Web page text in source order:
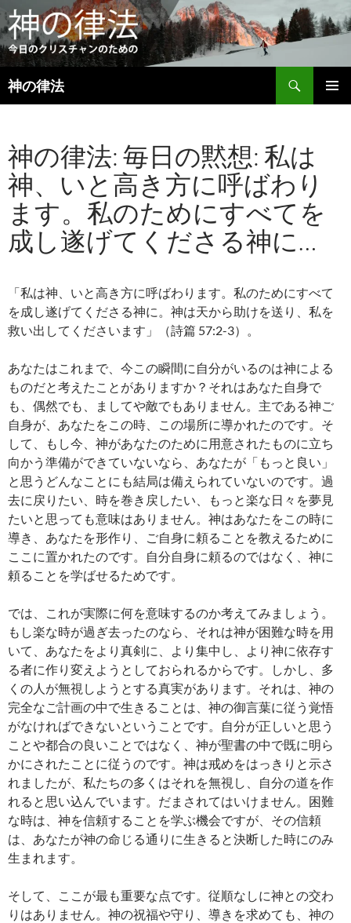
神の律法
検
索
ン
ツ
へ
ス
キ
ッ
プ
神の律法: 毎日の黙想: 私は
神、いと高き方に呼ばわり
ます。私のためにすべてを
成し遂げてくださる神に…
「私は神、いと高き方に呼ばわります。私のためにすべて
を成し遂げてくださる神に。神は天から助けを送り、私を
救い出してくださいます」（詩篇 57:2-3）。
あなたはこれまで、今この瞬間に自分がいるのは神による
ものだと考えたことがありますか？それはあなた自身で
も、偶然でも、ましてや敵でもありません。主である神ご
自身が、あなたをこの時、この場所に導かれたのです。そ
して、もし今、神があなたのために用意されたものに立ち
向かう準備ができていないなら、あなたが「もっと良い」
と思うどんなことにも結局は備えられていないのです。過
去に戻りたい、時を巻き戻したい、もっと楽な日々を夢見
たいと思っても意味はありません。神はあなたをこの時に
導き、あなたを形作り、ご自身に頼ることを教えるために
ここに置かれたのです。自分自身に頼るのではなく、神に
頼ることを学ばせるためです。
では、これが実際に何を意味するのか考えてみましょう。
もし楽な時が過ぎ去ったのなら、それは神が困難な時を用
いて、あなたをより真剣に、より集中し、より神に依存す
る者に作り変えようとしておられるからです。しかし、多
くの人が無視しようとする真実があります。それは、神の
完全なご計画の中で生きることは、神の御言葉に従う覚悟
がなければできないということです。自分が正しいと思う
ことや都合の良いことではなく、神が聖書の中で既に明ら
かにされたことに従うのです。神は戒めをはっきりと示さ
れましたが、私たちの多くはそれを無視し、自分の道を作
れると思い込んでいます。だまされてはいけません。困難
な時は、神を信頼することを学ぶ機会ですが、その信頼
は、あなたが神の命じる通りに生きると決断した時にのみ
生まれます。
そして、ここが最も重要な点です。従順なしに神との交わ
りはありません。神の祝福や守り、導きを求めても、神の